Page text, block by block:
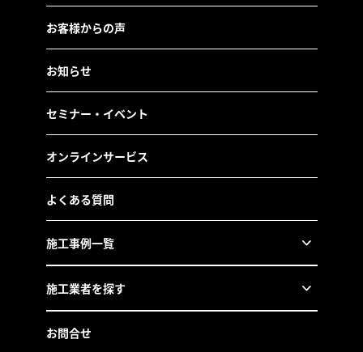
お客様からの声
お知らせ
セミナー・イベント
オンラインサービス
よくある質問
施工事例一覧
施工業者を探す
お問合せ